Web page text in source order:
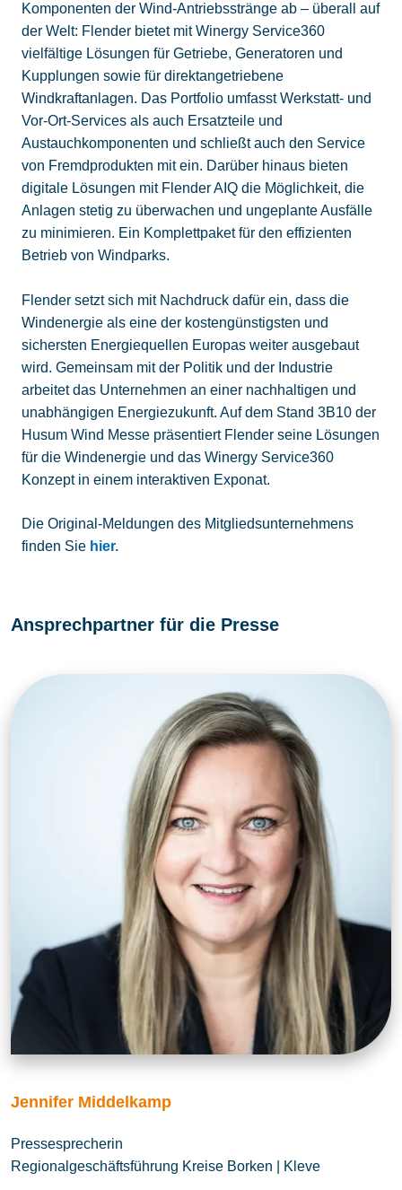
Komponenten der Wind-Antriebsstränge ab – überall auf
der Welt: Flender bietet mit Winergy Service360
vielfältige Lösungen für Getriebe, Generatoren und
Kupplungen sowie für direktangetriebene
Windkraftanlagen. Das Portfolio umfasst Werkstatt- und
Vor-Ort-Services als auch Ersatzteile und
Austauchkomponenten und schließt auch den Service
von Fremdprodukten mit ein. Darüber hinaus bieten
digitale Lösungen mit Flender AIQ die Möglichkeit, die
Anlagen stetig zu überwachen und ungeplante Ausfälle
zu minimieren. Ein Komplettpaket für den effizienten
Betrieb von Windparks.
Flender setzt sich mit Nachdruck dafür ein, dass die
Windenergie als eine der kostengünstigsten und
sichersten Energiequellen Europas weiter ausgebaut
wird. Gemeinsam mit der Politik und der Industrie
arbeitet das Unternehmen an einer nachhaltigen und
unabhängigen Energiezukunft. Auf dem Stand 3B10 der
Husum Wind Messe präsentiert Flender seine Lösungen
für die Windenergie und das Winergy Service360
Konzept in einem interaktiven Exponat.
Die Original-Meldungen des Mitgliedsunternehmens
finden Sie hier.
Ansprechpartner für die Presse
Jennifer Middelkamp
Pressesprecherin
Regionalgeschäftsführung Kreise Borken | Kleve